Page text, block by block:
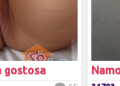
gostosa